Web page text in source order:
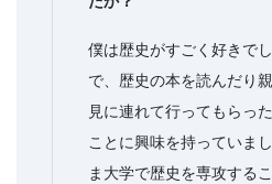
僕は歴史がすごく好きで
で、歴史の本を読んだり
見に連れて行ってもらっ
ことに興味を持っていま
ま大学で歴史を専攻する